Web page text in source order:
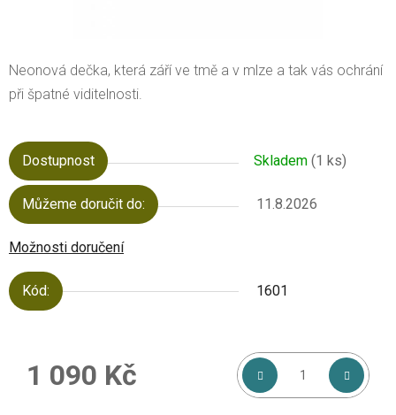
Neonová dečka, která září ve tmě a v mlze a tak vás ochrání
při špatné viditelnosti.
Dostupnost Skladem (1 ks)
Můžeme doručit do: 11.8.2026
Možnosti doručení
Kód: 1601
1 090 Kč